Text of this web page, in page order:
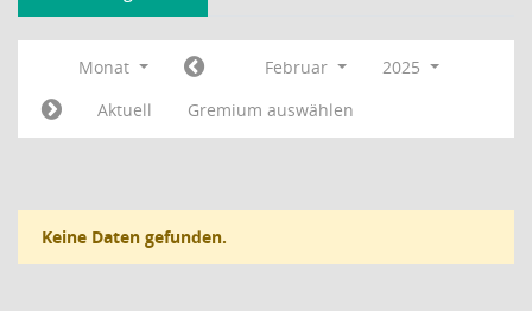
Monat Februar
2025
Aktuell
Gremium auswählen
Keine Daten gefunden.